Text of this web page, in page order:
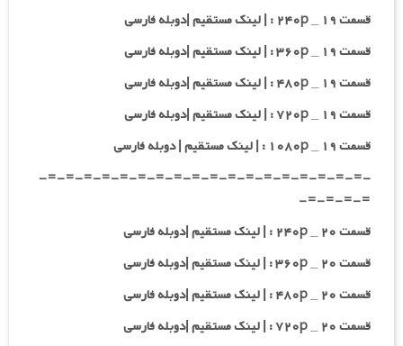
قسمت ۱۹ _ ۲۴۰p : | لینک مستقیم |دوبله فارسی
قسمت ۱۹ _ ۳۶۰p : | لینک مستقیم |دوبله فارسی
قسمت ۱۹ _ ۴۸۰p : | لینک مستقیم |دوبله فارسی
قسمت ۱۹ _ ۷۲۰p : | لینک مستقیم |دوبله فارسی
قسمت ۱۹ _ ۱۰۸۰p : | لینک مستقیم | دوبله فارسی
-=-=-=-=-=-=-=-=-=-=-=-=-=-=-=-=-=-=-
=-=-=-=-
قسمت ۲۰ _ ۲۴۰p : | لینک مستقیم |دوبله فارسی
قسمت ۲۰ _ ۳۶۰p : | لینک مستقیم |دوبله فارسی
قسمت ۲۰ _ ۴۸۰p : | لینک مستقیم |دوبله فارسی
قسمت ۲۰ _ ۷۲۰p : | لینک مستقیم |دوبله فارسی